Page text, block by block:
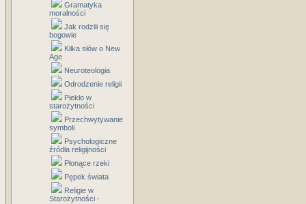
Gramatyka
moralności
Jak rodzili się
bogowie
Kilka słów o New
Age
Neuroteologia
Odrodzenie religii
Piekło w
starożytności
Przechwytywanie
symboli
Psychologiczne
źródła religijności
Płonące rzeki
Pępek świata
Religie w
Starożytności -